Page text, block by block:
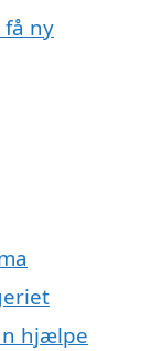
ny
hjælpe